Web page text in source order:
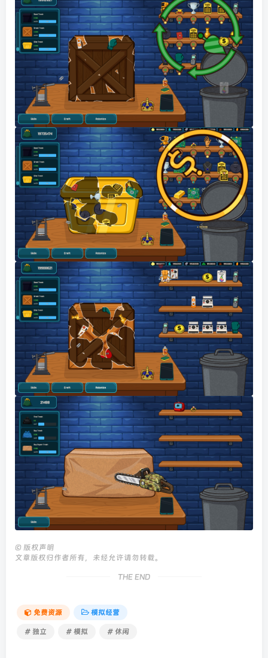
© 版权声明
文章版权归作者所有，未经允许请勿转载。
THE END
免费资源 模拟经营
# 独立 # 模拟 # 休闲